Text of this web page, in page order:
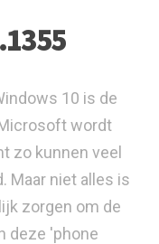
10 is de
wordt
zo kunnen veel
Maar niet alles is
zorgen om de
deze 'phone